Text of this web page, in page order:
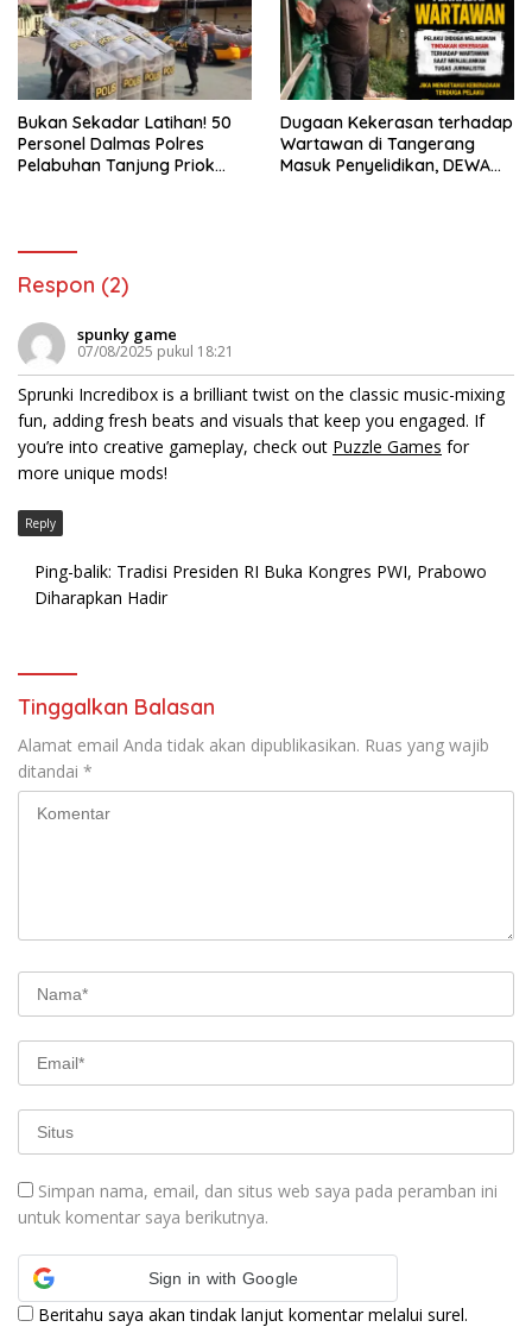
Bukan Sekadar Latihan! 50
Personel Dalmas Polres
Pelabuhan Tanjung Priok
Dugaan Kekerasan terhadap
Wartawan di Tangerang
Masuk Penyelidikan, DEWA
Respon (2)
spunky game
07/08/2025 pukul 18:21
Sprunki Incredibox is a brilliant twist on the classic music-mixing
fun, adding fresh beats and visuals that keep you engaged. If
you’re into creative gameplay, check out Puzzle Games for
more unique mods!
Reply
Ping-balik: Tradisi Presiden RI Buka Kongres PWI, Prabowo
Diharapkan Hadir
Tinggalkan Balasan
Alamat email Anda tidak akan dipublikasikan. Ruas yang wajib
ditandai *
Simpan nama, email, dan situs web saya pada peramban ini
untuk komentar saya berikutnya.
Sign in with Google
Beritahu saya akan tindak lanjut komentar melalui surel.